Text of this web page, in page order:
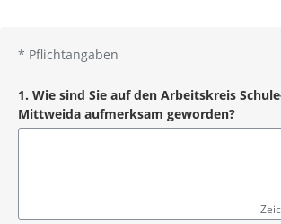
* Pflichtangaben
1. Wie sind Sie auf den Arbeitskreis
Mittweida aufmerksam geworden?